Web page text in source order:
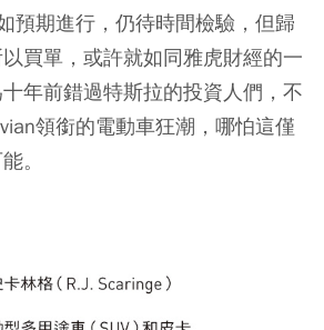
預期進行，仍待時間檢驗，但歸
買單，或許就如同雅虎財經的一
年前錯過特斯拉的投資人們，不
領銜的電動車狂潮，哪怕這僅
。